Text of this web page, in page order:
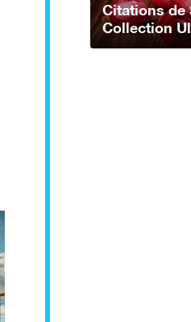
Citations de
Collection